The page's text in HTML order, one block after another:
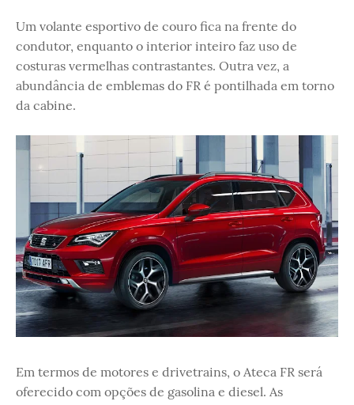
Um volante esportivo de couro fica na frente do
condutor, enquanto o interior inteiro faz uso de
costuras vermelhas contrastantes. Outra vez, a
abundância de emblemas do FR é pontilhada em torno
da cabine.
Em termos de motores e drivetrains, o Ateca FR será
oferecido com opções de gasolina e diesel. As